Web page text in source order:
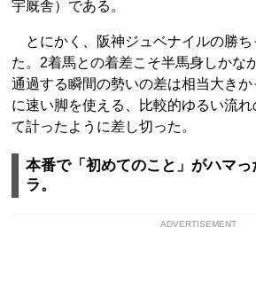
宇厩舎）である。
とにかく、阪神ジュベナイルの勝ち
た。2着馬との着差こそ半馬身しかな
通過する瞬間の勢いの差は相当大き
に速い脚を使える、比較的ゆるい流
て計ったように差し切った。
本番で「初めてのこと」がハマ
ラ。
ADVERTISEMENT